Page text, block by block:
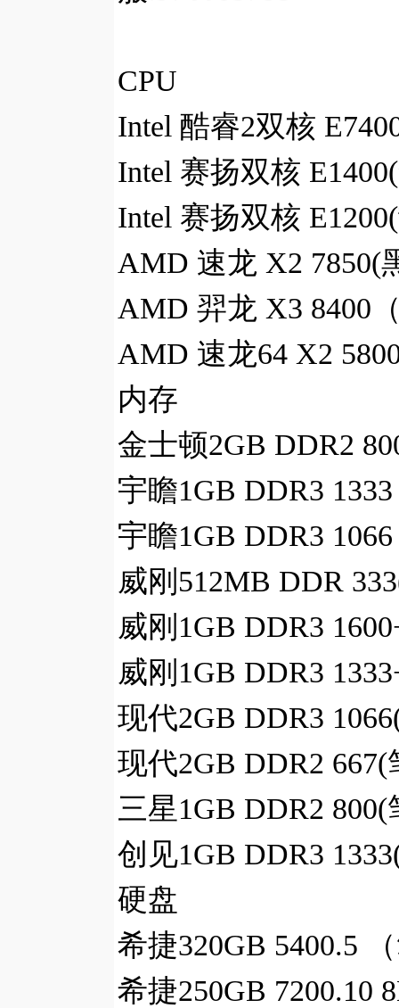
CPU
Intel 酷睿2双核
Intel 赛扬双核
Intel 赛扬双核
AMD 速龙 X2
AMD 羿龙 X3
AMD 速龙64 X2
内存
金士顿2GB DDR2
宇瞻1GB DDR3
宇瞻1GB DDR3
威刚512MB
威刚1GB DDR3
威刚1GB DDR3
现代2GB DDR3
现代2GB DDR2
三星1GB DDR2
创见1GB DDR3
硬盘
希捷320GB 5400.5
希捷250GB